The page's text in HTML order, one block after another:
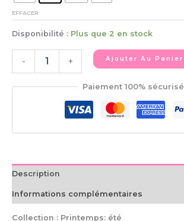
EFFACER
Disponibilité : Plus que 2 en stock
- + Ajouter Au Panier
Paiement 100% sécurisé
Description
Informations complémentaires
Collection : Printemps: été